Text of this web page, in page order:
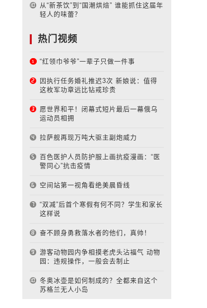
从“新茶饮”到“国潮烘焙” 谁能抓住这届年
轻人的味蕾？
热门视频
“红领巾爷爷”一辈子只做一件事
因执行任务婚礼推迟3次 新娘说：值得
这枚军功章远比钻戒珍贵
愿世界和平！闭幕式短片最后一幕俄乌
运动员相拥
拉萨舰再现万吨大驱主副炮威力
百色医护人员防护服上画抗疫漫画：“医
警同心”抗击疫情
空间站第一视角看绝美晨昏线
“双减”后首个寒假有何不同？学生和家长
这样说
奋不顾身勇救落水者的他们，真帅！
游客动物园内争相摸老虎头沾福气 动物
园：违规操作，一般会去制止
冬奥冰壶是如何制成的？全都来自这个
苏格兰无人小岛